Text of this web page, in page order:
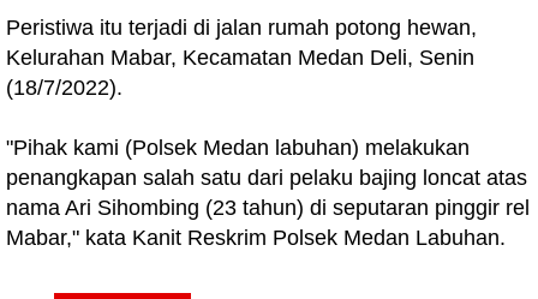
Peristiwa itu terjadi di jalan rumah potong hewan,
Kelurahan Mabar, Kecamatan Medan Deli, Senin
(18/7/2022).
"Pihak kami (Polsek Medan labuhan) melakukan
penangkapan salah satu dari pelaku bajing loncat atas
nama Ari Sihombing (23 tahun) di seputaran pinggir rel
Mabar," kata Kanit Reskrim Polsek Medan Labuhan.